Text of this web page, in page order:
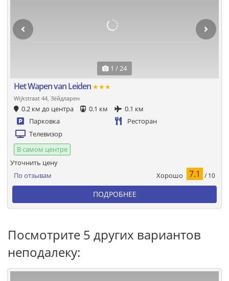
1 / 24
Het Wapen van Leiden ★★★
Wijkstraat 44, Зёйдларен
0.2 км до центра 0.1 км
0.1 км
Парковка
Ресторан
Телевизор
В самом центре
По отзывам Хорошо 7.1 / 10
Уточнить цену
ПОДРОБНЕЕ
Посмотрите 5 других вариантов
неподалеку: